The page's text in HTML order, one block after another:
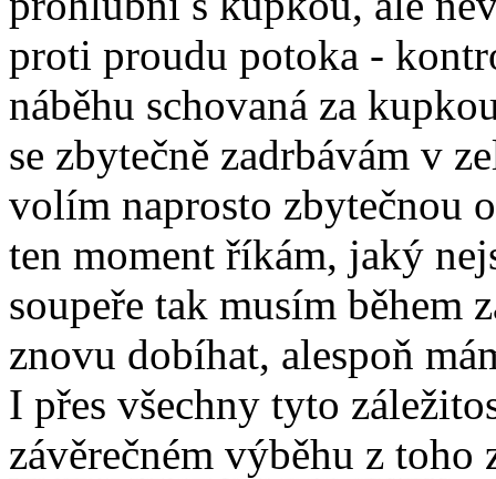
proti proudu potoka -
náběhu schovaná za
se zbytečně zadrbávám v
volím naprosto zbytečnou
ten moment říkám, jaký
soupeře tak musím během
znovu dobíhat, alespoň
I přes všechny tyto
závěrečném výběhu z toho